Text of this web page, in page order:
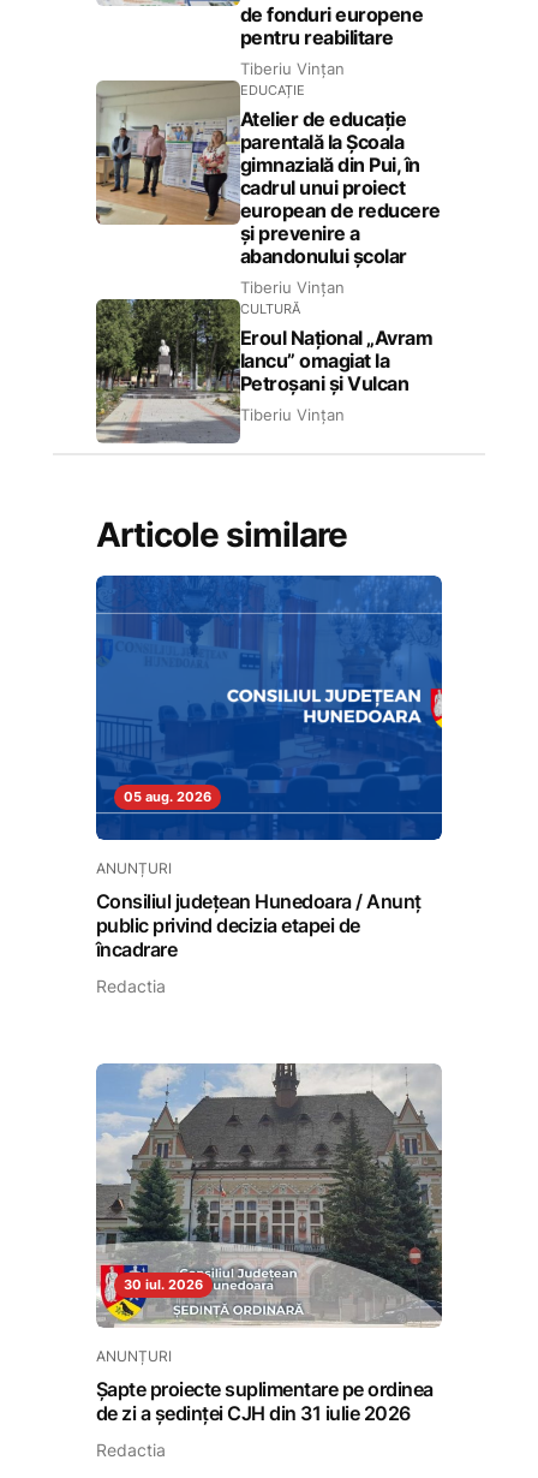
de fonduri europene
pentru reabilitare
Tiberiu Vințan
EDUCAȚIE
Atelier de educație
parentală la Școala
gimnazială din Pui, în
cadrul unui proiect
european de reducere
și prevenire a
abandonului școlar
Tiberiu Vințan
CULTURĂ
Eroul Național „Avram
Iancu” omagiat la
Petroșani și Vulcan
Tiberiu Vințan
Articole similare
05 aug. 2026
ANUNȚURI
Consiliul județean Hunedoara / Anunț
public privind decizia etapei de
încadrare
Redactia
30 iul. 2026
ANUNȚURI
Șapte proiecte suplimentare pe ordinea
de zi a ședinței CJH din 31 iulie 2026
Redactia